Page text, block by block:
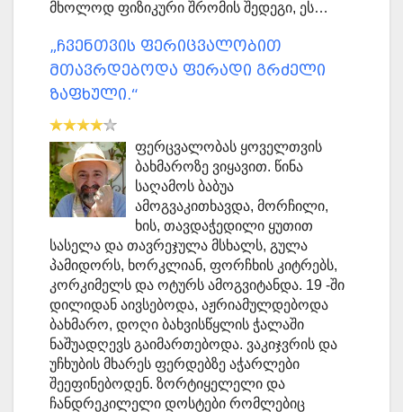
მხოლოდ ფიზიკური შრომის შედეგი, ეს…
„ჩვენთვის ფერიცვალობით
მთავრდებოდა ფერადი გრძელი
ზაფხული.“
ფერცვალობას ყოველთვის
ბახმაროზე ვიყავით. წინა
საღამოს ბაბუა
ამოგვაკითხავდა, მორჩილი,
ხის, თავდაჭედილი ყუთით
სასელა და თავრეჯულა მსხალს, გულა
პამიდორს, ხორკლიან, ფორჩხის კიტრებს,
კორკიმელს და ოტურს ამოგვიტანდა. 19 -ში
დილიდან აივსებოდა, აჟრიამულდებოდა
ბახმარო, დოღი ბახვისწყლის ჭალაში
ნაშუადღევს გაიმართებოდა. ვაკიჯვრის და
უჩხუბის მხარეს ფერდებზე აჭარლები
შეეფინებოდენ. ზორტიყელელი და
ჩანდრეკილელი დოსტები რომლებიც